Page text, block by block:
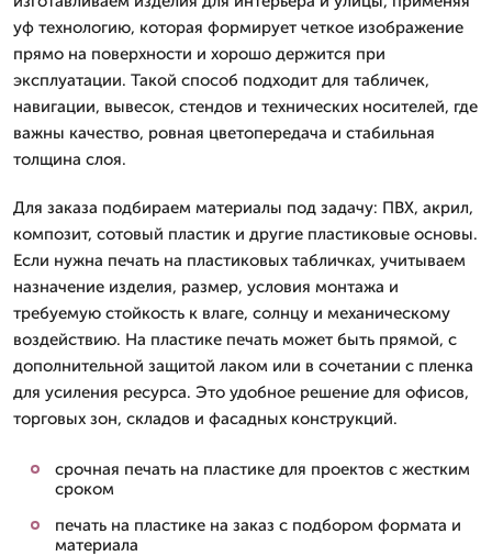
уф технологию, которая формирует четкое изображение
прямо на поверхности и хорошо держится при
эксплуатации. Такой способ подходит для табличек,
навигации, вывесок, стендов и технических носителей, где
важны качество, ровная цветопередача и стабильная
толщина слоя.
Для заказа подбираем материалы под задачу: ПВХ, акрил,
композит, сотовый пластик и другие пластиковые основы.
Если нужна печать на пластиковых табличках, учитываем
назначение изделия, размер, условия монтажа и
требуемую стойкость к влаге, солнцу и механическому
воздействию. На пластике печать может быть прямой, с
дополнительной защитой лаком или в сочетании с пленка
для усиления ресурса. Это удобное решение для офисов,
торговых зон, складов и фасадных конструкций.
срочная печать на пластике для проектов с жестким
сроком
печать на пластике на заказ с подбором формата и
материала